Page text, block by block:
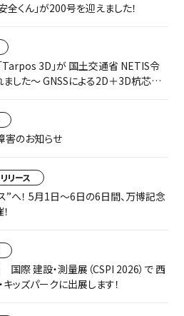
くん」が200号を迎えました！
3D」が 国土交通省 NETIS令
した～ GNSSによる2D＋3D杭芯誘
害のお知らせ
リース
”へ！ 5月1日〜6日の6日間、万博記念
際 建設・測量展（CSPI 2026）で 西
ッズパークに出展します！